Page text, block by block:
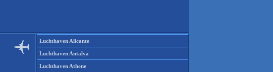
Luchthaven Alicante
Luchthaven Antalya
Luchthaven Athene